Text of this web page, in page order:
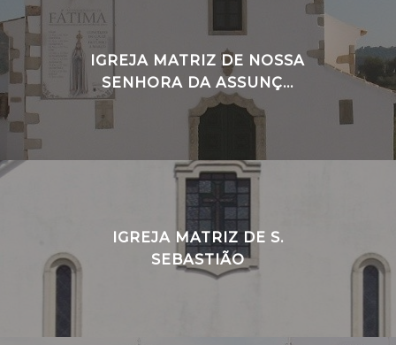
IGREJA MATRIZ DE NOSSA
SENHORA DA ASSUNÇ...
IGREJA MATRIZ DE S.
SEBASTIÃO